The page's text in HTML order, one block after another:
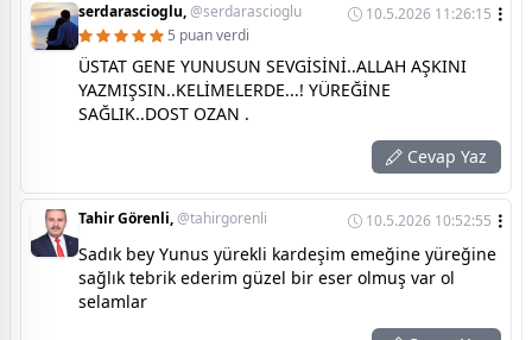
serdarascioglu,@serdarascioglu
10.5.2026 11:26:15
5 puan verdi
ÜSTAT GENE YUNUSUN SEVGİSİNİ..ALLAH AŞKINI
YAZMIŞSIN..KELİMELERDE...! YÜREĞİNE
SAĞLIK..DOST OZAN .
Cevap Yaz
Tahir Görenli,@tahirgorenli 10.5.2026 10:52:55
Sadık bey Yunus yürekli kardeşim emeğine yüreğine
sağlık tebrik ederim güzel bir eser olmuş var ol
selamlar